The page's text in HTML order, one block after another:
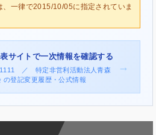
、一律で2015/10/05に指定されていま
サイトで一次情報を確認する
／ 特定非営利活動法人青森
の登記変更履歴・公式情報
→